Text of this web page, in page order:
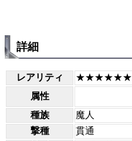
詳細
レアリティ
★★★★★★
属性
種族
魔人
撃種
貫通